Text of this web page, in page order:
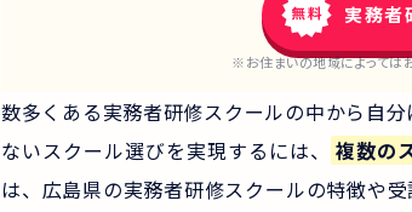
実務者
※お住まいの地域によっては
数多くある実務者研修スクールの中から自
ないスクール選びを実現するには、
複数の
は、広島県の実務者研修スクールの特徴や